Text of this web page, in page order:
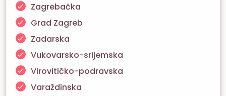
Zagrebačka
Grad Zagreb
Zadarska
Vukovarsko-srijemska
Virovitičko-podravska
Varaždinska